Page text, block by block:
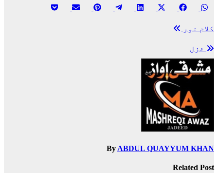
Share
on
WhatsApp
Share
on
Share
(Twitter)
Share
Share
Share
Share
پوسٹوں
نیویگیشن
کلام نور
غزل
By ABDUL QUAYYUM KHAN
Related Post